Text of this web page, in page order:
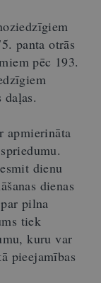
panta otrās
pēc 193.
apmierināta
dienu
dienas
pilna
tiek
kuru var
pieejamības